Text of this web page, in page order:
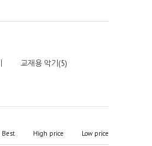
교재용 악기(5)
Best High price Low price